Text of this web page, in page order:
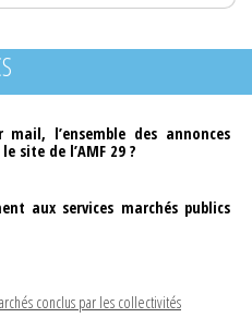
l’ensemble des annonces
site de l’AMF 29 ?
aux services marchés publics
conclus par les collectivités